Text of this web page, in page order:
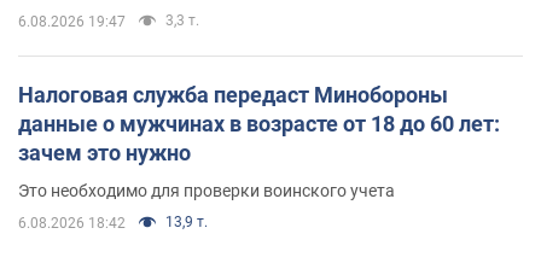
6.08.2026 19:47 3,3 т.
Налоговая служба передаст Минобороны
данные о мужчинах в возрасте от 18 до 60 лет:
зачем это нужно
Это необходимо для проверки воинского учета
6.08.2026 18:42 13,9 т.